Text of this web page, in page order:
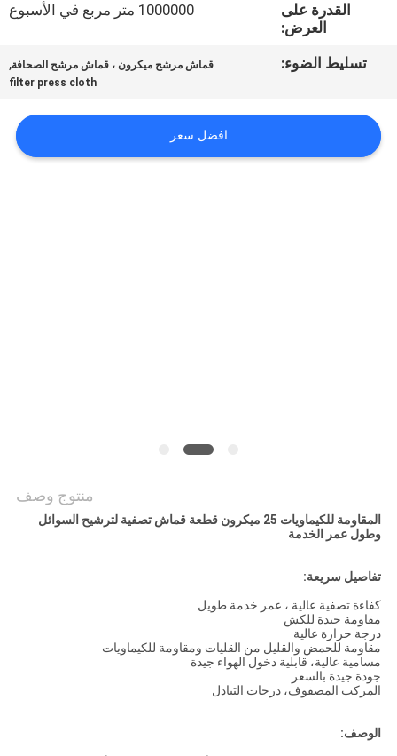
اطلب
خريطة
القدرة على
العرض:
1000000 متر مربع في الأسبوع
تسليط الضوء: قماش مرشح ميكرون ، قماش مرشح الصحافة,
filter press cloth
افضل سعر
منتوج وصف
المقاومة للكيماويات 25 ميكرون قطعة قماش تصفية لترشيح السوائل
وطول عمر الخدمة
تفاصيل سريعة:
كفاءة تصفية عالية ، عمر خدمة طويل
مقاومة جيدة للكش
درجة حرارة عالية
مقاومة للحمض والقليل من القليات ومقاومة للكيماويات
مسامية عالية، قابلية دخول الهواء جيدة
جودة جيدة بالسعر
المركب المصفوف، درجات التبادل
الوصف: